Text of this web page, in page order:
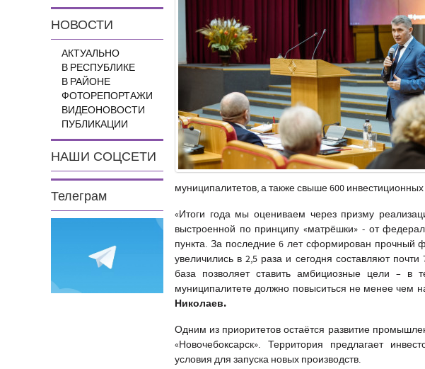
НОВОСТИ
АКТУАЛЬНО
В РЕСПУБЛИКЕ
В РАЙОНЕ
ФОТОРЕПОРТАЖИ
ВИДЕОНОВОСТИ
ПУБЛИКАЦИИ
НАШИ СОЦСЕТИ
Телеграм
муниципалитетов, а также свыше 600
«Итоги года мы оцениваем через призму
выстроенной по принципу «матрёшки» - от
пункта. За последние 6 лет сформирован
увеличились в 2,5 раза и сегодня составляют
база позволяет ставить амбициозные цели – в
муниципалитете должно повыситься не менее чем
Николаев.
Одним из приоритетов остаётся развитие
«Новочебоксарск». Территория предлагает
условия для запуска новых производств.